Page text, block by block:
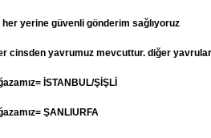
her yerine güvenli gönderim sağlıyoruz
cinsden yavrumuz mevcuttur. diğer
İSTANBUL/ŞİŞLİ
ŞANLIURFA